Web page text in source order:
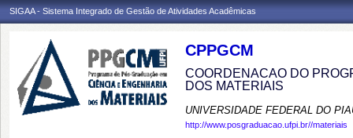
SIGAA - Sistema Integrado de Gestão de Atividades Acadêmicas
CPPGCM
COORDENACAO DO
DOS MATERIAIS
UNIVERSIDADE FEDERAL DO
http://www.posgraduacao.ufpi.br//materiais